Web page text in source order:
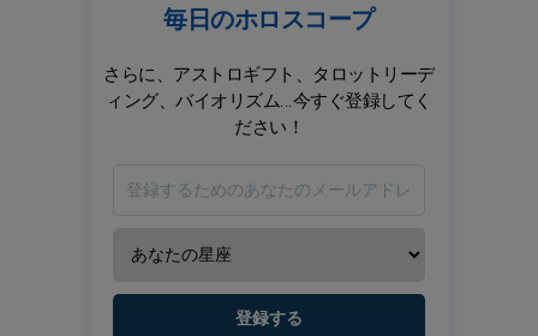
毎日のホロスコープ
さらに、アストロギフト、タロットリーデ
ィング、バイオリズム...今すぐ登録してく
ださい！
登録する